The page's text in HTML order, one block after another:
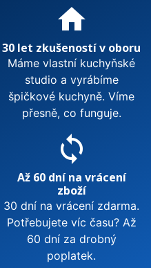
home
30 let zkušeností v oboru
Máme vlastní kuchyňské
studio a vyrábíme
špičkové kuchyně. Víme
přesně, co funguje.
sync
Až 60 dní na vrácení
zboží
30 dní na vrácení zdarma.
Potřebujete víc času? Až
60 dní za drobný
poplatek.